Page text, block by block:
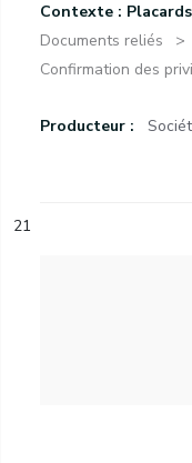
Contexte :
Documents reliés
Confirmation des
Producteur :
21